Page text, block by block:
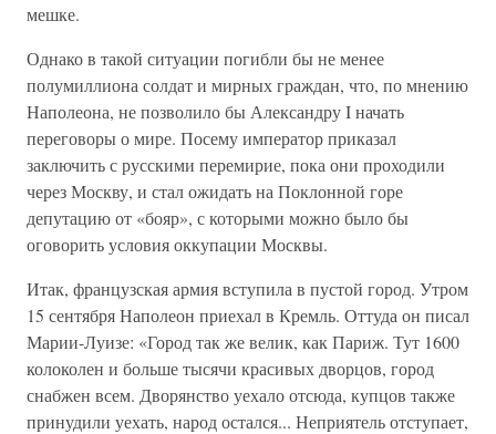
мешке.
Однако в такой ситуации погибли бы не менее
полумиллиона солдат и мирных граждан, что, по мнению
Наполеона, не позволило бы Александру I начать
переговоры о мире. Посему император приказал
заключить с русскими перемирие, пока они проходили
через Москву, и стал ожидать на Поклонной горе
депутацию от «бояр», с которыми можно было бы
оговорить условия оккупации Москвы.
Итак, французская армия вступила в пустой город. Утром
15 сентября Наполеон приехал в Кремль. Оттуда он писал
Марии-Луизе: «Город так же велик, как Париж. Тут 1600
колоколен и больше тысячи красивых дворцов, город
снабжен всем. Дворянство уехало отсюда, купцов также
принудили уехать, народ остался... Неприятель отступает,